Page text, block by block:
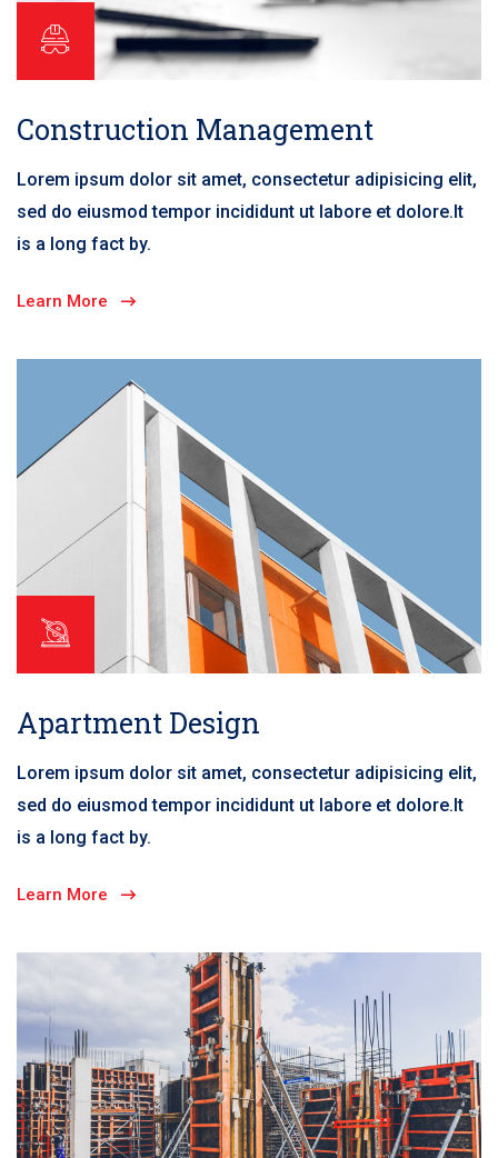
Construction Management
Lorem ipsum dolor sit amet, consectetur adipisicing elit,
sed do eiusmod tempor incididunt ut labore et dolore.It
is a long fact by.
Learn More
Apartment Design
Lorem ipsum dolor sit amet, consectetur adipisicing elit,
sed do eiusmod tempor incididunt ut labore et dolore.It
is a long fact by.
Learn More